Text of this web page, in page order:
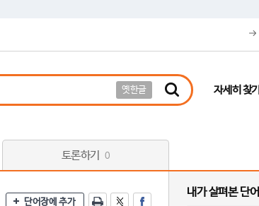
옛한글 자세히 찾기
토론하기 0
단어장에 추가
내가 살펴본 단어